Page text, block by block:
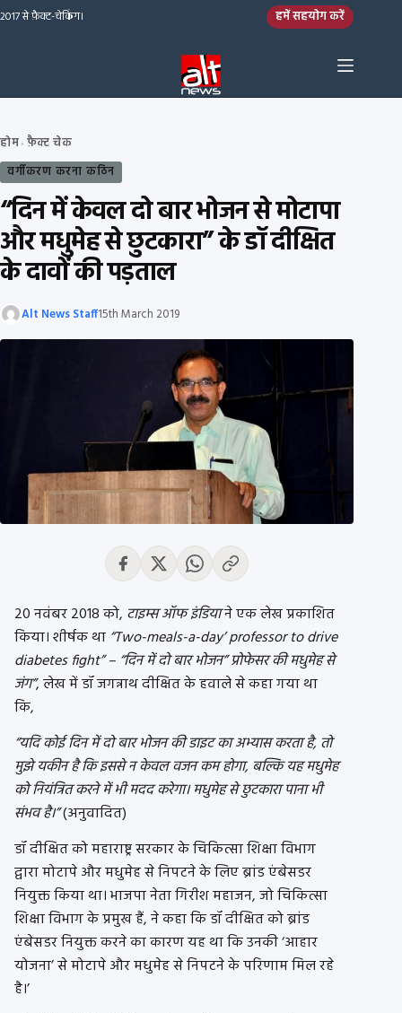
Skip to content
2017 से फ़ैक्ट-चेकिंग। हमें सहयोग करें
होम› फ़ैक्ट चेक
वर्गीकरण करना कठिन
“दिन में केवल दो बार भोजन से मोटापा
और मधुमेह से छुटकारा” के डॉ दीक्षित
के दावों की पड़ताल
Alt News Staff15th March 2019
20 नवंबर 2018 को, टाइम्स ऑफ इंडियाने एक लेख प्रकाशित
किया। शीर्षक था “Two-meals-a-day’ professor to drive
diabetes fight” – “दिन में दो बार भोजन” प्रोफेसर की मधुमेह से
जंग”, लेख में डॉ जगन्नाथ दीक्षित के हवाले से कहा गया था
कि,
“यदि कोई दिन में दो बार भोजन की डाइट का अभ्यास करता है, तो
मुझे यकीन है कि इससे न केवल वजन कम होगा, बल्कि यह मधुमेह
को नियंत्रित करने में भी मदद करेगा। मधुमेह से छुटकारा पाना भी
संभव है।”(अनुवादित)
डॉ दीक्षित को महाराष्ट्र सरकार के चिकित्सा शिक्षा विभाग
द्वारा मोटापे और मधुमेह से निपटने के लिए ब्रांड एंबेसडर
नियुक्त किया था। भाजपा नेता गिरीश महाजन, जो चिकित्सा
शिक्षा विभाग के प्रमुख हैं, ने कहा कि डॉ दीक्षित को ब्रांड
एंबेसडर नियुक्त करने का कारण यह था कि उनकी ‘आहार
योजना’ से मोटापे और मधुमेह से निपटने के परिणाम मिल रहे
है।’